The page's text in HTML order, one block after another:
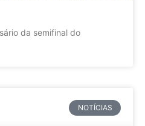
da semifinal do
NOTÍCIAS